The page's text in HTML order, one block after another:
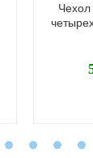
Чехол